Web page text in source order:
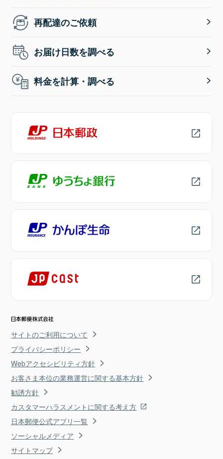
再配達のご依頼
お届け日数を調べる
料金を計算・調べる
サイトのご利用について
プライバシーポリシー
Webアクセシビリティ方針
お客さま本位の業務運営に関する基本方針
勧誘方針
カスタマーハラスメントに関する考え方
日本郵便公式アプリ一覧
ソーシャルメディア
サイトマップ